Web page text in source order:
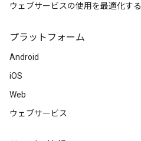
ウェブサービスの使用を最適化する
プラットフォーム
Android
iOS
Web
ウェブサービス